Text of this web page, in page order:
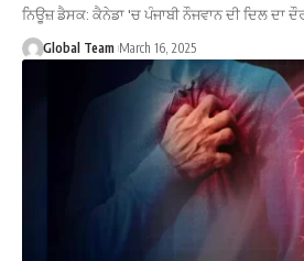
ਨਿਊਜ਼ ਡੈਸਕ: ਕੈਨੇਡਾ 'ਚ ਪੰਜਾਬੀ ਨੌਜਵਾਨ ਦੀ ਦਿਲ ਦਾ
Global Team March 16, 2025